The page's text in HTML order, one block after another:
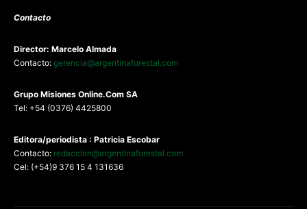
Contacto
Director: Marcelo Almada
Contacto: gerencia@argentinaforestal.com
Grupo Misiones Online.Com SA
Tel: +54 (0376) 4425800
Editora/periodista : Patricia Escobar
Contacto: redaccion@argentinaforestal.com
Cel: (+54)9 376 15 4 131636